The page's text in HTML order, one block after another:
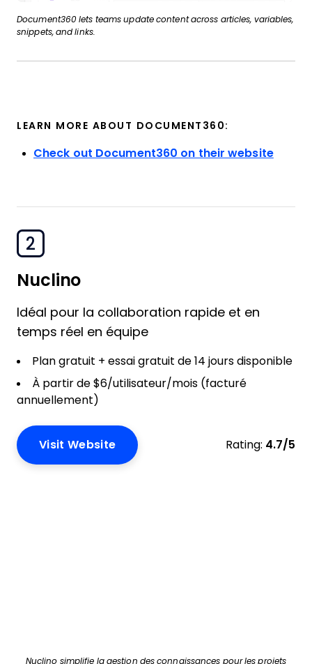
Document360 lets teams update content across articles, variables,
snippets, and links.
LEARN MORE ABOUT DOCUMENT360:
Check out Document360 on their website
2
Nuclino
Idéal pour la collaboration rapide et en
temps réel en équipe
Plan gratuit + essai gratuit de 14 jours disponible
À partir de $6/utilisateur/mois (facturé
annuellement)
Visit Website Rating: 4.7/5
Nuclino simplifie la gestion des connaissances pour les projets